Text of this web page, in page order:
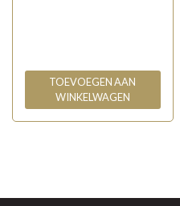
TOEVOEGEN AAN
WINKELWAGEN